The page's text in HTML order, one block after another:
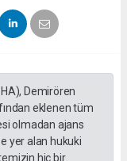
Demirören
eklenen tüm
olmadan ajans
yer alan hukuki
hiç bir